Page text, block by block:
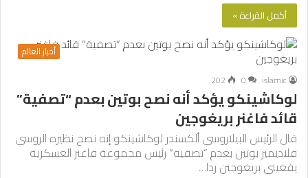
أكمل القراءة »
أخبار العالم
islamic
0
202
لوكاشينكو يؤكد أنه نصح بوتين بعدم “تصفية”
قائد فاغنر بريغوجين
قال الرئيس البيلاروسي ألكسندر لوكاشينكو إنه نصح نظيره الروسي
فلاديمير بوتين بعدم “تصفية” رئيس مجموعة فاغنر العسكرية
يفغيني بريغوجين ردا…